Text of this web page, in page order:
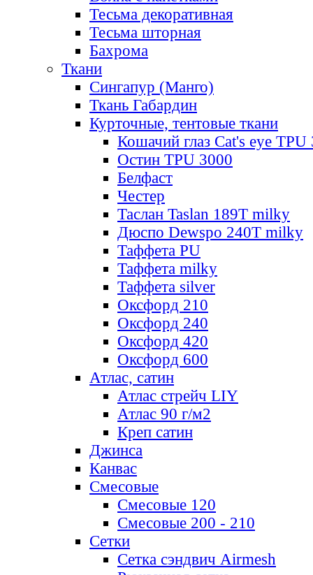
Тесьма декоративная
Тесьма шторная
Бахрома
Ткани
Сингапур (Манго)
Ткань Габардин
Курточные, тентовые ткани
Кошачий глаз Cat's eye TPU
Остин TPU 3000
Белфаст
Честер
Таслан Taslan 189T milky
Дюспо Dewspo 240T milky
Таффета PU
Таффета milky
Таффета silver
Оксфорд 210
Оксфорд 240
Оксфорд 420
Оксфорд 600
Атлас, сатин
Атлас стрейч LIY
Атлас 90 г/м2
Креп сатин
Джинса
Канвас
Смесовые
Смесовые 120
Смесовые 200 - 210
Сетки
Сетка сэндвич Airmesh